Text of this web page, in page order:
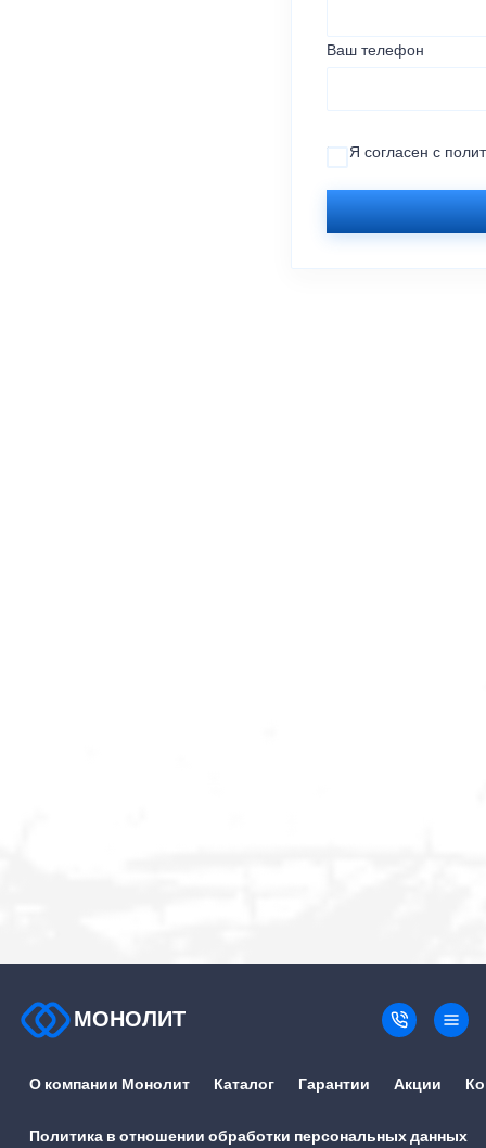
Ваш телефон
Я согласен с
МОНОЛИТ
О компании Монолит Каталог Гарантии Акции
Политика в отношении обработки персональных данных